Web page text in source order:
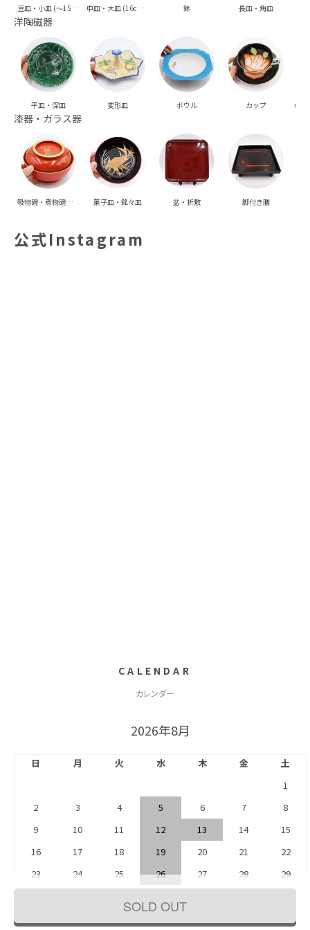
SOLD OUT
豆皿・小皿 (～15cm台) 中皿・大皿 (16cm台～) 鉢 長皿・角皿
洋陶磁器
平皿・深皿 変形皿 ボウル カップ ポッ
漆器・ガラス器
吸物碗・煮物碗・丼碗 菓子皿・銘々皿 盆・折敷 脚付き膳
公式Instagram
CALENDAR
カレンダー
2026年8月
日 月 火 水 木 金
土
1
2
3 4 5 6 7
8
9
10 11 12 13 14
15
16
17 18 19 20 21
22
23
24 25 26 27 28
29